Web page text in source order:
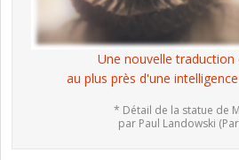
Une nouvelle traduction
au plus près d'une
* Détail de la statue de
par Paul Landowski